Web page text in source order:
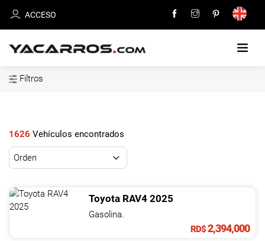
ACCESO
EN
VENTA
TU
CARRO
Filtros
1626 Vehículos encontrados
Toyota RAV4 2025
Gasolina.
RD$2,394,000